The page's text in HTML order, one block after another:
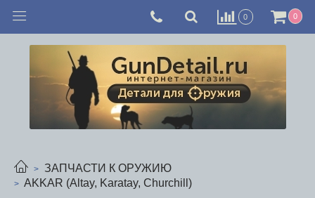
0 0
ЗАПЧАСТИ К ОРУЖИЮ
AKKAR (Altay, Karatay, Churchill)